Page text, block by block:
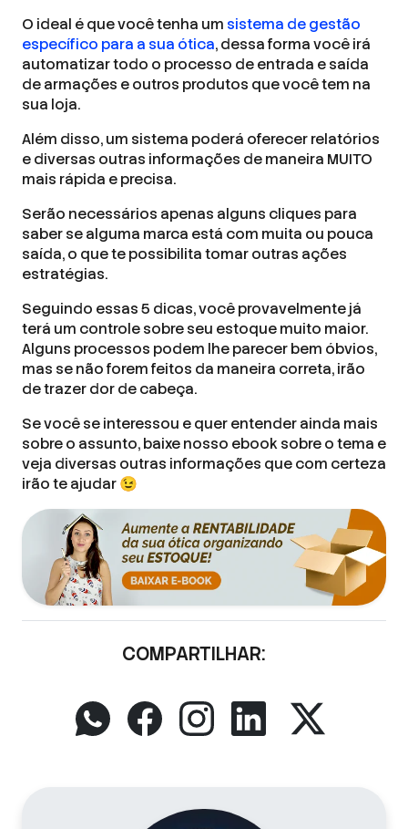
O ideal é que você tenha um sistema de gestão
específico para a sua ótica, dessa forma você irá
automatizar todo o processo de entrada e saída
de armações e outros produtos que você tem na
sua loja.
Além disso, um sistema poderá oferecer relatórios
e diversas outras informações de maneira MUITO
mais rápida e precisa.
Serão necessários apenas alguns cliques para
saber se alguma marca está com muita ou pouca
saída, o que te possibilita tomar outras ações
estratégias.
Seguindo essas 5 dicas, você provavelmente já
terá um controle sobre seu estoque muito maior.
Alguns processos podem lhe parecer bem óbvios,
mas se não forem feitos da maneira correta, irão
de trazer dor de cabeça.
Se você se interessou e quer entender ainda mais
sobre o assunto, baixe nosso ebook sobre o tema e
veja diversas outras informações que com certeza
irão te ajudar 😉
COMPARTILHAR: